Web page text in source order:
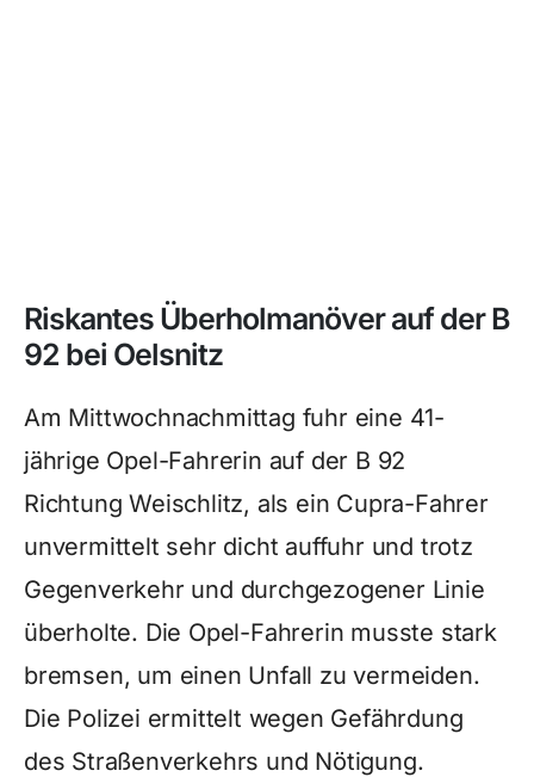
Riskantes Überholmanöver auf der B
92 bei Oelsnitz
Am Mittwochnachmittag fuhr eine 41-
jährige Opel-Fahrerin auf der B 92
Richtung Weischlitz, als ein Cupra-Fahrer
unvermittelt sehr dicht auffuhr und trotz
Gegenverkehr und durchgezogener Linie
überholte. Die Opel-Fahrerin musste stark
bremsen, um einen Unfall zu vermeiden.
Die Polizei ermittelt wegen Gefährdung
des Straßenverkehrs und Nötigung.